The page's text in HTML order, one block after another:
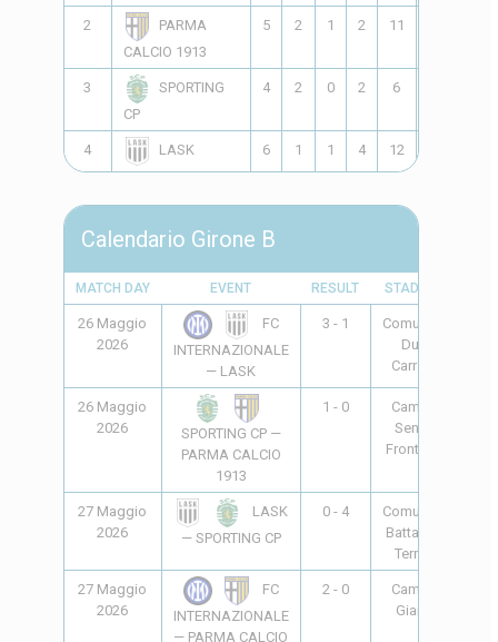
2
PARMA
CALCIO 1913
5 2 1 2 11
3
SPORTING
CP
4 2 0 2 6
4 LASK 6 1 1 4 12
Calendario Girone B
MATCH DAY EVENT RESULT STADIUM
26 Maggio
2026
FC
INTERNAZIONALE
— LASK
3 - 1
Comunale
Due
Carrare
26 Maggio
2026
SPORTING CP —
PARMA CALCIO
1913
1 - 0
Campo
Senza
Frontiere
27 Maggio
2026
LASK
— SPORTING CP
0 - 4
Comunale
Battaglia
Terme
27 Maggio
2026
FC
INTERNAZIONALE
— PARMA CALCIO
2 - 0
Campo
Giarre